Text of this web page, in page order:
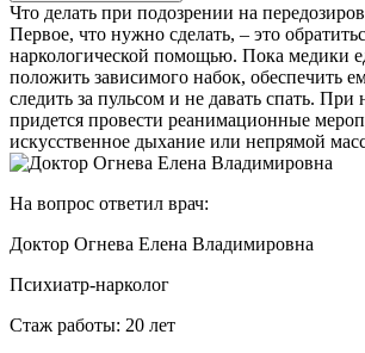
Что делать при подозрении на
Первое, что нужно сделать, – это
наркологической помощью. Пока медики
положить зависимого набок, обеспечить
следить за пульсом и не давать спать. При
придется провести реанимационные
искусственное дыхание или непрямой
На вопрос ответил врач:
Доктор Огнева Елена Владимировна
Психиатр-нарколог
Стаж работы: 20 лет